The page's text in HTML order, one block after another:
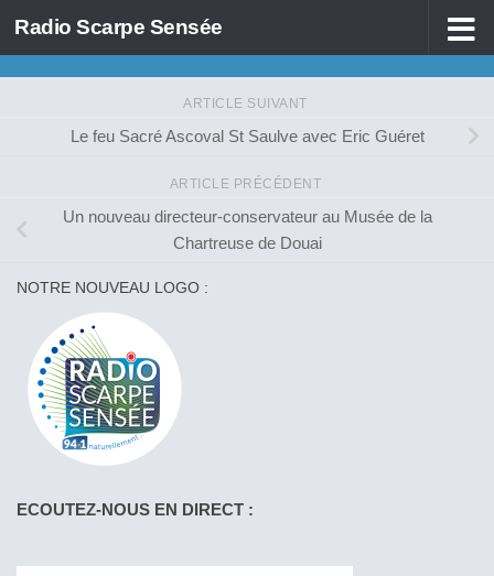
Skip to content
Radio Scarpe Sensée
ARTICLE SUIVANT
Le feu Sacré Ascoval St Saulve avec Eric Guéret
ARTICLE PRÉCÉDENT
Un nouveau directeur-conservateur au Musée de la
Chartreuse de Douai
NOTRE NOUVEAU LOGO :
ECOUTEZ-NOUS EN DIRECT :